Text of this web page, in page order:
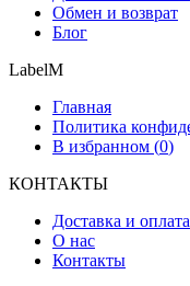
Обмен и возврат
Блог
LabelM
Главная
Политика
В избранном (0)
КОНТАКТЫ
Доставка и оплата
О нас
Контакты